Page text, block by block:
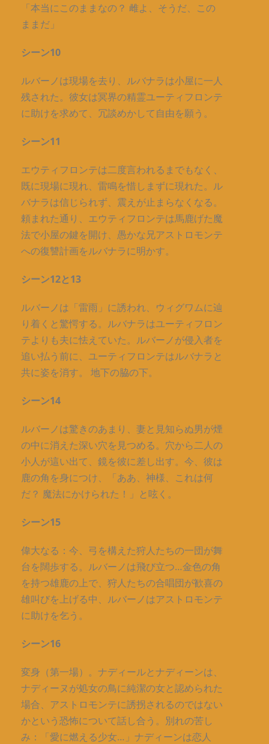
「本当にこのままなの？ 雌よ、そうだ、この
ままだ」
シーン10
ルバーノは現場を去り、ルバナラは小屋に一人
残された。彼女は冥界の精霊ユーティフロンテ
に助けを求めて、冗談めかして自由を願う。
シーン11
エウティフロンテは二度言われるまでもなく、
既に現場に現れ、雷鳴を惜しまずに現れた。ル
バナラは信じられず、震えが止まらなくなる。
頼まれた通り、エウティフロンテは馬鹿げた魔
法で小屋の鍵を開け、愚かな兄アストロモンテ
への復讐計画をルバナラに明かす。
シーン12と13
ルバーノは「雷雨」に誘われ、ウィグワムに辿
り着くと驚愕する。ルバナラはユーティフロン
テよりも夫に怯えていた。ルバーノが侵入者を
追い払う前に、ユーティフロンテはルバナラと
共に姿を消す。 地下の脇の下。
シーン14
ルバーノは驚きのあまり、妻と見知らぬ男が煙
の中に消えた深い穴を見つめる。穴から二人の
小人が這い出て、鏡を彼に差し出す。今、彼は
鹿の角を身につけ、「ああ、神様、これは何
だ？ 魔法にかけられた！」と呟く。
シーン15
偉大なる：今、弓を構えた狩人たちの一団が舞
台を闊歩する。ルバーノは飛び立つ…金色の角
を持つ雄鹿の上で、狩人たちの合唱団が歓喜の
雄叫びを上げる中、ルバーノはアストロモンテ
に助けを乞う。
シーン16
変身（第一場）。ナディールとナディーンは、
ナディーヌが処女の鳥に純潔の女と認められた
場合、アストロモンテに誘拐されるのではない
かという恐怖について話し合う。別れの苦し
み：「愛に燃える少女…」ナディーンは恋人